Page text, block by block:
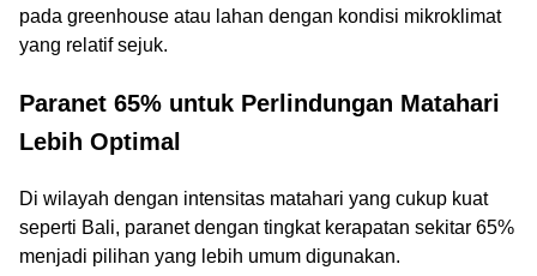
pada greenhouse atau lahan dengan kondisi mikroklimat
yang relatif sejuk.
Paranet 65% untuk Perlindungan Matahari
Lebih Optimal
Di wilayah dengan intensitas matahari yang cukup kuat
seperti Bali, paranet dengan tingkat kerapatan sekitar 65%
menjadi pilihan yang lebih umum digunakan.